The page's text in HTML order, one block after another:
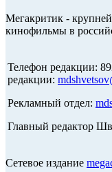
Мегакритик -
кинофильмы в
Телефон редакции:
редакции:
Рекламный отдел:
Главный редактор
Сетевое издание